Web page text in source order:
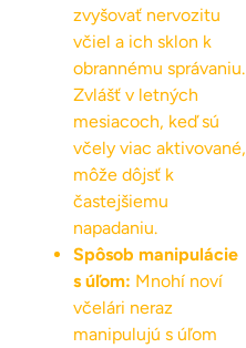
zvyšovať nervozitu
včiel a ich sklon k
obrannému správaniu.
Zvlášť v letných
mesiacoch, keď sú
včely viac aktivované,
môže dôjsť k
častejšiemu
napadaniu.
Spôsob manipulácie
s úľom: Mnohí noví
včelári neraz
manipulujú s úľom